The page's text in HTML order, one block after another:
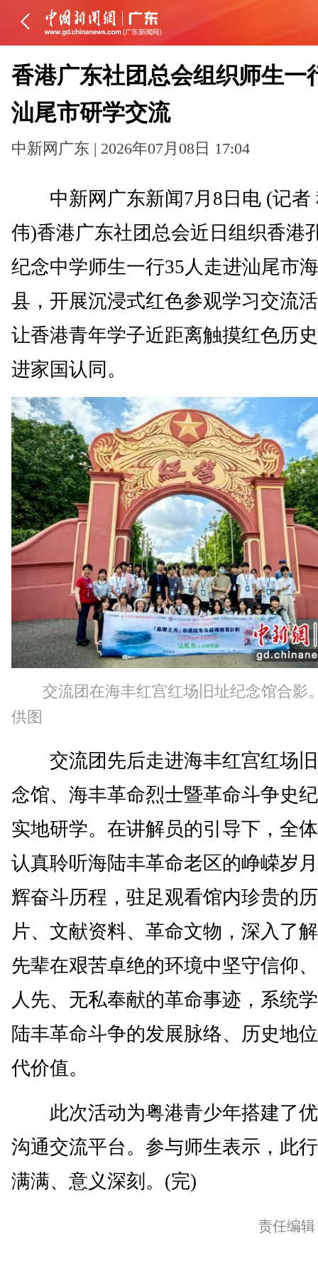
香港广东社团总会组织师生一
汕尾市研学交流
中新网广东 | 2026年07月08日 17:04
中新网广东新闻7月8日电 (记者
伟)香港广东社团总会近日组织香港
纪念中学师生一行35人走进汕尾市
县，开展沉浸式红色参观学习交流
让香港青年学子近距离触摸红色历
进家国认同。
交流团在海丰红宫红场旧址纪念馆合影
供图
交流团先后走进海丰红宫红场
念馆、海丰革命烈士暨革命斗争史
实地研学。在讲解员的引导下，全
认真聆听海陆丰革命老区的峥嵘岁
辉奋斗历程，驻足观看馆内珍贵的
片、文献资料、革命文物，深入了
先辈在艰苦卓绝的环境中坚守信仰
人先、无私奉献的革命事迹，系统
陆丰革命斗争的发展脉络、历史地
代价值。
此次活动为粤港青少年搭建了
沟通交流平台。参与师生表示，此
满满、意义深刻。(完)
责任编